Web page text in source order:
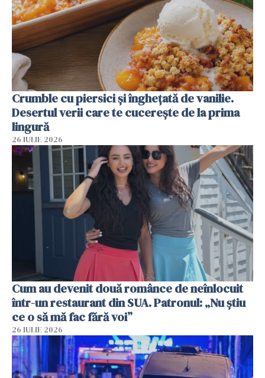
Crumble cu piersici și înghețată de vanilie.
Desertul verii care te cucerește de la prima
lingură
26 IULIE 2026
Cum au devenit două românce de neînlocuit
într-un restaurant din SUA. Patronul: „Nu știu
ce o să mă fac fără voi”
26 IULIE 2026